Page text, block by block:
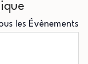
les Évènements